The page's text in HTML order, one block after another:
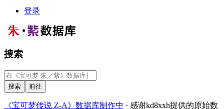
登录
搜索
《宝可梦传说 Z-A》数据库制作中 · 感谢kd8xxh提供的原始数